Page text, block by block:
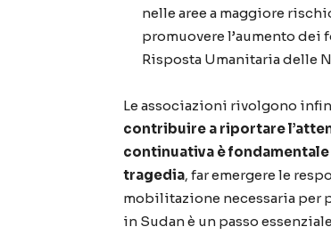
nelle aree a maggiore
promuovere l’aumento
Risposta Umanitaria delle
Le associazioni rivolgono
contribuire a riportare
continuativa è
tragedia, far emergere le
mobilitazione necessaria per
in Sudan è un passo